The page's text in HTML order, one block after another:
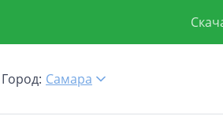
Город: Самара